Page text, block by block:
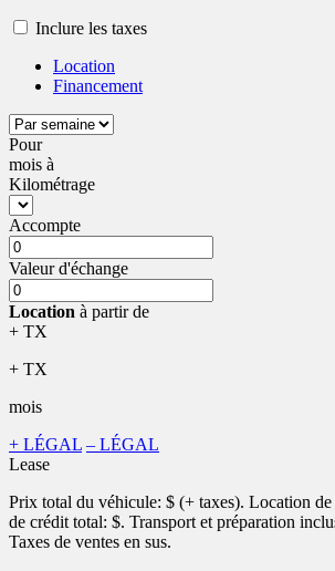
Inclure les taxes
Location
Financement
Pour
mois à
Kilométrage
Accompte
Valeur d'échange
Location à partir de
+ TX
+ TX
mois
+ LÉGAL – LÉGAL
Lease
Prix total du véhicule: $ (+ taxes). Location de
de crédit total: $. Transport et préparation
Taxes de ventes en sus.